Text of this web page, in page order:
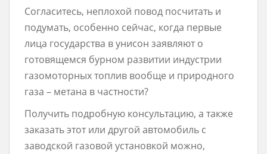
Согласитесь, неплохой повод посчитать и
подумать, особенно сейчас, когда первые
лица государства в унисон заявляют о
готовящемся бурном развитии индустрии
газомоторных топлив вообще и природного
газа – метана в частности?
Получить подробную консультацию, а также
заказать этот или другой автомобиль с
заводской газовой установкой можно,